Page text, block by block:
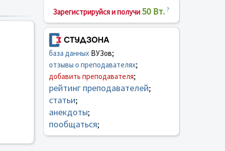
Зарегистрируйся и получи 50 Вт. ?
база данныхВУЗов;
отзывы о преподавателях;
добавить преподавателя;
рейтинг преподавателей;
статьи;
анекдоты;
пообщаться;